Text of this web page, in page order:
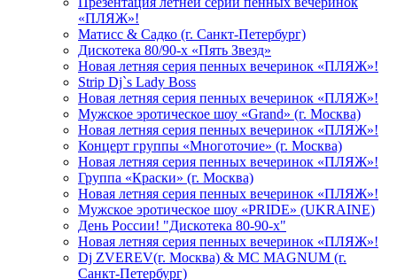
«ПЛЯЖ»!
Матисс & Садко (г. Санкт-Петербург)
Дискотека 80/90-х «Пять Звезд»
Новая летняя серия пенных вечеринок «ПЛЯЖ»!
Strip Dj`s Lady Boss
Новая летняя серия пенных вечеринок «ПЛЯЖ»!
Мужское эротическое шоу «Grand» (г. Москва)
Новая летняя серия пенных вечеринок «ПЛЯЖ»!
Концерт группы «Многоточие» (г. Москва)
Новая летняя серия пенных вечеринок «ПЛЯЖ»!
Группа «Краски» (г. Москва)
Новая летняя серия пенных вечеринок «ПЛЯЖ»!
Мужское эротическое шоу «PRIDE» (UKRAINE)
День России! "Дискотека 80-90-х"
Новая летняя серия пенных вечеринок «ПЛЯЖ»!
Dj ZVEREV(г. Москва) & MC MAGNUM (г.
Санкт-Петербург)